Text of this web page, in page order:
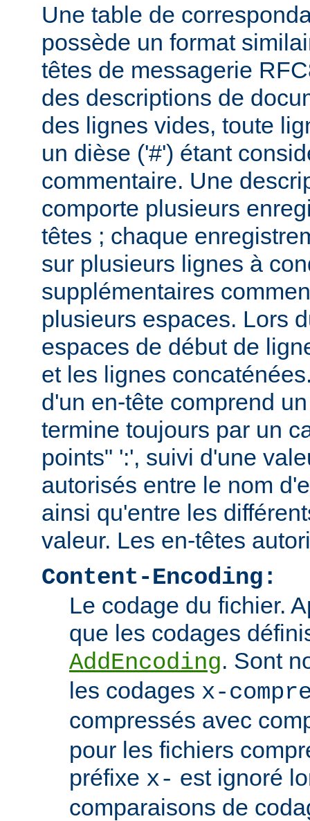
Une table de
possède un format
têtes de messagerie
des descriptions de
des lignes vides, toute
un dièse ('#') étant
commentaire. Une
comporte plusieurs
têtes ; chaque
sur plusieurs lignes à
supplémentaires
plusieurs espaces. Lors
espaces de début de
et les lignes
d'un en-tête comprend
termine toujours par un
points" ':', suivi d'une
autorisés entre le nom
ainsi qu'entre les
valeur. Les en-têtes
Content-Encoding:
Le codage du fichier.
que les codages
AddEncoding. Sont
les codages x-
compressés avec
pour les fichiers
préfixe x- est ignoré
comparaisons de